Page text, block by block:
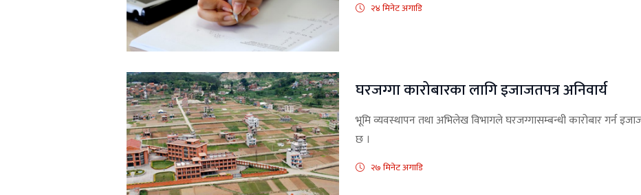
२४ मिनेट अगाडि
घरजग्गा कारोबारका लागि इजाजतपत्र अनिवार्य
भूमि व्यवस्थापन तथा अभिलेख विभागले घरजग्गासम्बन्धी कारोबार गर्न
छ ।
२७ मिनेट अगाडि